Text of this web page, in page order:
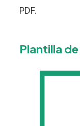
PDF.
Plantilla